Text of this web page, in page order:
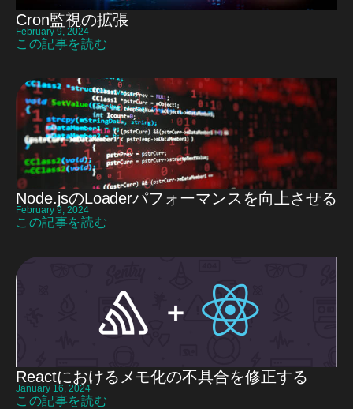
Cron監視の拡張
February 9, 2024
この記事を読む
Node.jsのLoaderパフォーマンスを向上させる
February 9, 2024
この記事を読む
Reactにおけるメモ化の不具合を修正する
January 16, 2024
この記事を読む